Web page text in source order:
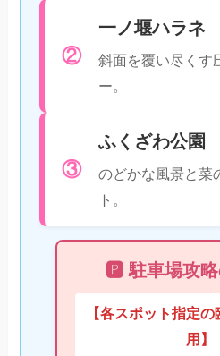
②
一ノ堰ハラネ
斜面を覆い尽くす
ー。
③
ふくざわ公園
のどかな風景と菜
ト。
🅿️ 駐車場攻
【各スポット指定
用】